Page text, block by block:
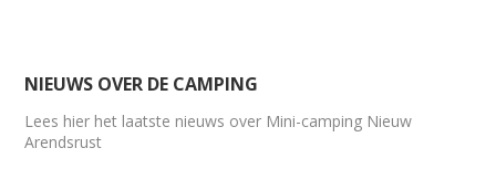
NIEUWS OVER DE CAMPING
Lees hier het laatste nieuws over Mini-camping Nieuw
Arendsrust